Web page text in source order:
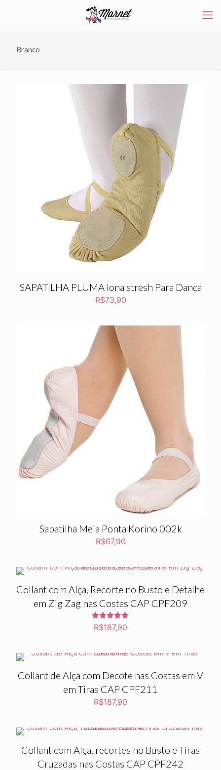
Branco
SAPATILHA PLUMA lona stresh Para Dança
R$73,90
Sapatilha Meia Ponta Korino 002k
R$67,90
Collant com Alça, Recorte no Busto e Detalhe
em Zig Zag nas Costas CAP CPF209
Avaliação
5.00
R$187,90
Collant de Alça com Decote nas Costas em V
em Tiras CAP CPF211
R$187,90
Collant com Alça, recortes no Busto e Tiras
Cruzadas nas Costas CAP CPF242